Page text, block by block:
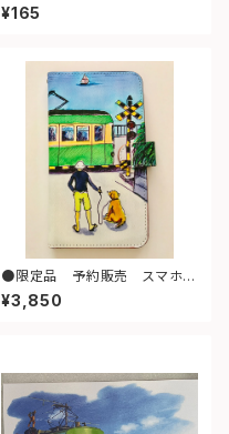
¥165
●限定品 予約販売 スマホケ
ースＬ（散歩）
¥3,850